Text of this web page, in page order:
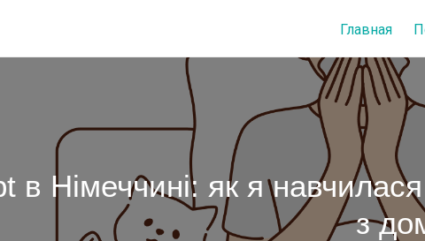
Главная
в Німеччині: як я
з